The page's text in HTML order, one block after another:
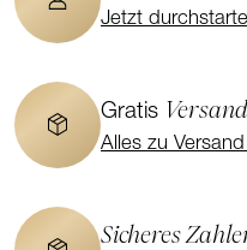
Jetzt
Gratis Versand
Alles zu
Sicheres